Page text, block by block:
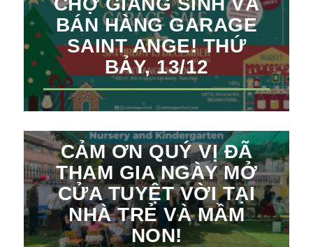
BÁN HÀNG GARAGE
SAINT ANGE! THỨ
BẢY, 13/12
CẢM ƠN QUÝ VỊ ĐÃ
THAM GIA NGÀY MỞ
CỬA TUYỆT VỜI TẠI
NHÀ TRẺ VÀ MẦM
NON!